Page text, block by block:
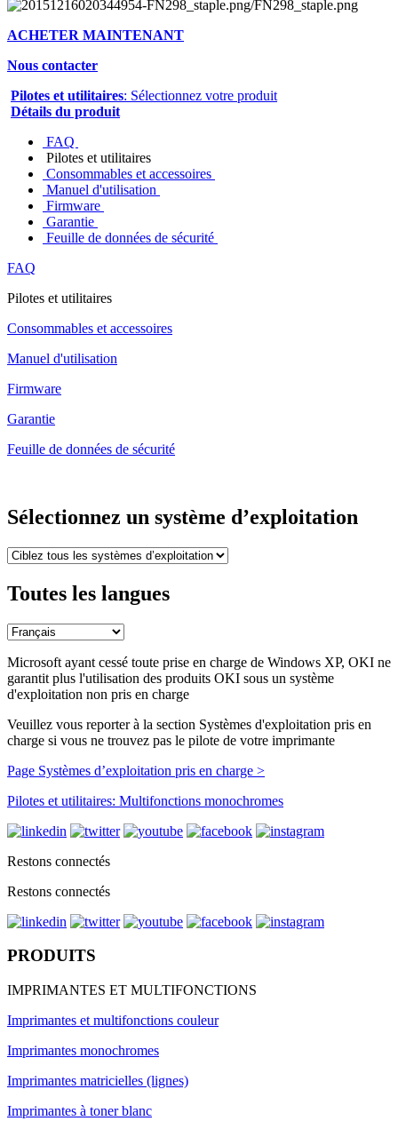
ACHETER MAINTENANT
Nous contacter
Pilotes et utilitaires: Sélectionnez votre produit
Détails du produit
FAQ
Pilotes et utilitaires
Consommables et accessoires
Manuel d'utilisation
Firmware
Garantie
Feuille de données de sécurité
FAQ
Pilotes et utilitaires
Consommables et accessoires
Manuel d'utilisation
Firmware
Garantie
Feuille de données de sécurité
Sélectionnez un système d’exploitation
Toutes les langues
Microsoft ayant cessé toute prise en charge de Windows XP, OKI ne
garantit plus l'utilisation des produits OKI sous un système
d'exploitation non pris en charge
Veuillez vous reporter à la section Systèmes d'exploitation pris en
charge si vous ne trouvez pas le pilote de votre imprimante
Page Systèmes d’exploitation pris en charge >
Pilotes et utilitaires: Multifonctions monochromes
Restons connectés
Restons connectés
PRODUITS
IMPRIMANTES ET MULTIFONCTIONS
Imprimantes et multifonctions couleur
Imprimantes monochromes
Imprimantes matricielles (lignes)
Imprimantes à toner blanc